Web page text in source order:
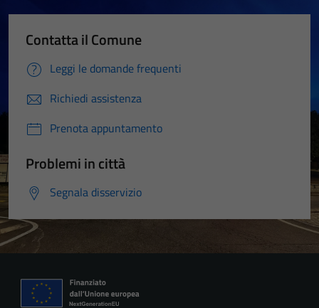
Contatta il Comune
Leggi le domande frequenti
Richiedi assistenza
Prenota appuntamento
Problemi in città
Segnala disservizio